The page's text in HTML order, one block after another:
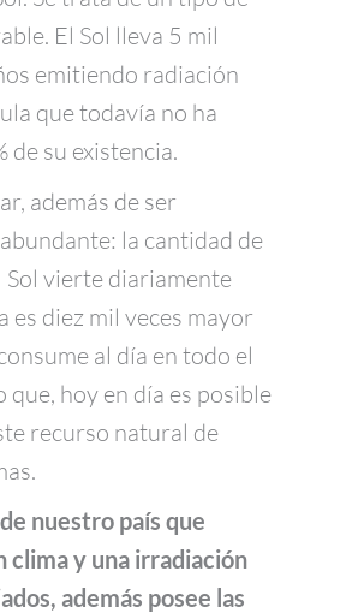
El Sol lleva 5 mil
emitiendo radiación
que todavía no ha
de su existencia.
además de ser
la cantidad de
Sol vierte diariamente
es diez mil veces mayor
al día en todo el
que, hoy en día es posible
recurso natural de
nuestro país que
clima y una irradiación
además posee las